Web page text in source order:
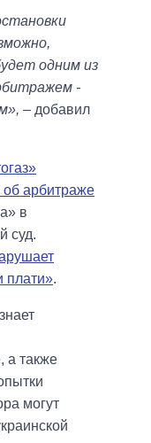
одним из
-
– добавил
арбитраже
в
суд.
плати».
а также
могут